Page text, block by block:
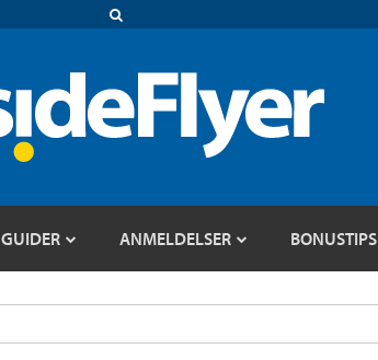
GUIDER ANMELDELSER BONUSTIPS